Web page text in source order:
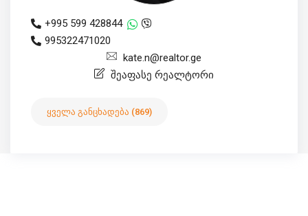
+995 599 428844
995322471020
kate.n@realtor.ge
შეაფასე რეალტორი
ყველა განცხადება (869)